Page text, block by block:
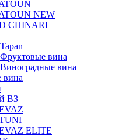
NEW
CHINARI
вина
вина
вина
ВЗ
ELITE